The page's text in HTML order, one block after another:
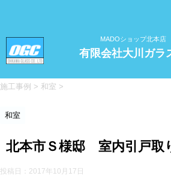
MADOショップ北本店
有限会社大川ガラ
施工事例 > 和室 >
和室
北本市Ｓ様邸 室内引戸取
投稿日： 2017年10月17日